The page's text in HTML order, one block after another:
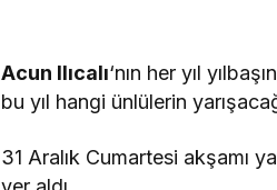
Acun Ilıcalı‘nın her yıl
bu yıl hangi ünlülerin
31 Aralık Cumartesi akşamı